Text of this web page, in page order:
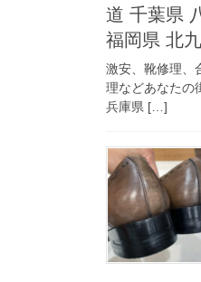
道 千葉県
福岡県 北
激安、靴修理、
理などあなたの
兵庫県 […]